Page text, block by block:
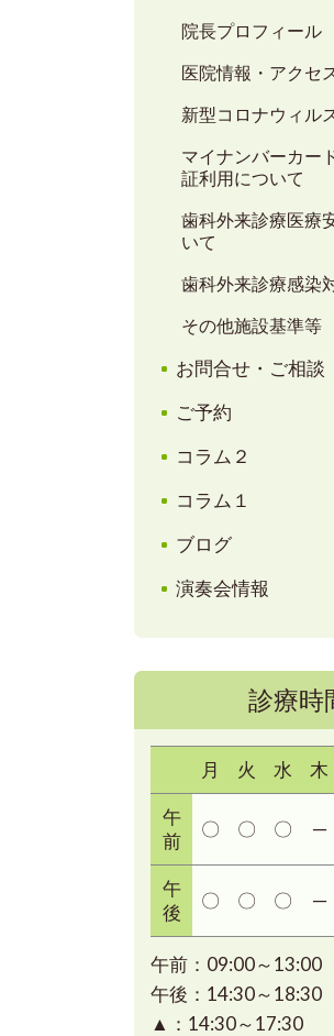
院長プロフィール
医院情報・アクセ
新型コロナウィル
マイナンバーカー
証利用について
歯科外来診療医療
いて
歯科外来診療感染
その他施設基準等
お問合せ・ご相談
ご予約
コラム２
コラム１
ブログ
演奏会情報
診療時
月 火 水 木
午
前
〇 〇 〇 ─
午
後
〇 〇 〇 ─
午前：09:00～13:00
午後：14:30～18:30
▲：14:30～17:30